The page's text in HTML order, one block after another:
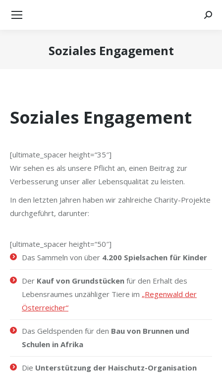
Soziales Engagement
Soziales Engagement
[ultimate_spacer height=“35″]
Wir sehen es als unsere Pflicht an, einen Beitrag zur
Verbesserung unser aller Lebensqualität zu leisten.
In den letzten Jahren haben wir zahlreiche Charity-Projekte
durchgeführt, darunter:
[ultimate_spacer height=“50″]
Das Sammeln von über 4.200 Spielsachen für Kinder
Der Kauf von Grundstücken für den Erhalt des
Lebensraumes unzähliger Tiere im „Regenwald der
Österreicher“
Das Geldspenden für den Bau von Brunnen und
Schulen in Afrika
Die Unterstützung der Haischutz-Organisation